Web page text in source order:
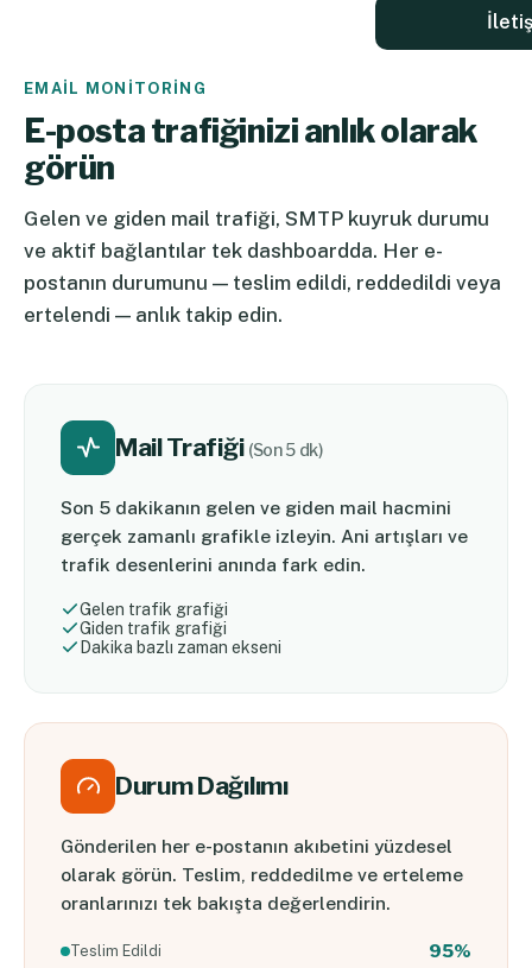
EMAIL MONITORING
E-posta trafiğinizi anlık olarak
görün
Gelen ve giden mail trafiği, SMTP kuyruk durumu
ve aktif bağlantılar tek dashboardda. Her e-
postanın durumunu — teslim edildi, reddedildi veya
ertelendi — anlık takip edin.
Mail Trafiği (Son 5 dk)
Son 5 dakikanın gelen ve giden mail hacmini
gerçek zamanlı grafikle izleyin. Ani artışları ve
trafik desenlerini anında fark edin.
Gelen trafik grafiği
Giden trafik grafiği
Dakika bazlı zaman ekseni
Durum Dağılımı
Gönderilen her e-postanın akıbetini yüzdesel
olarak görün. Teslim, reddedilme ve erteleme
oranlarınızı tek bakışta değerlendirin.
Teslim Edildi 95%